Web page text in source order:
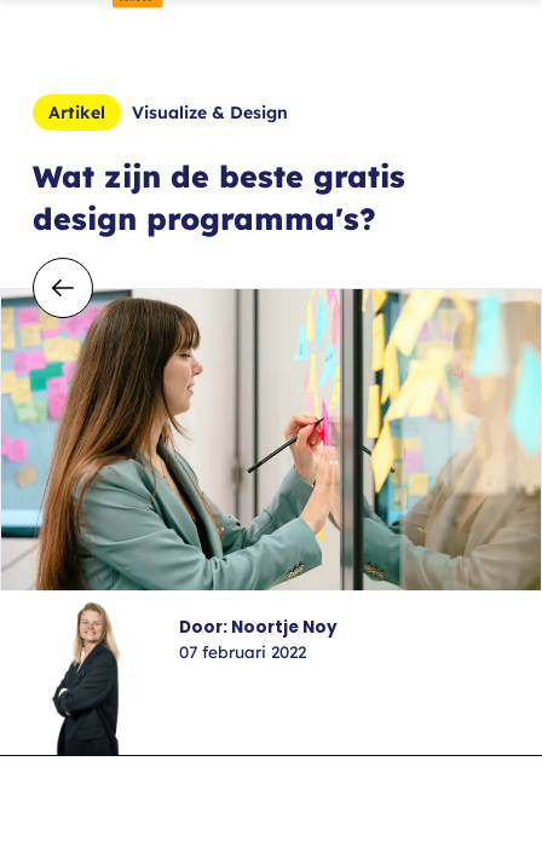
Artikel Visualize & Design
Wat zijn de beste gratis
design programma's?
Door: Noortje Noy
07 februari 2022